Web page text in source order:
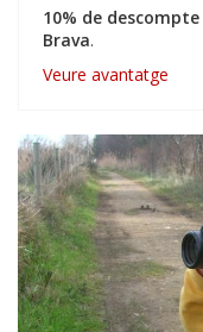
10% de descompte
Brava.
Veure avantatge